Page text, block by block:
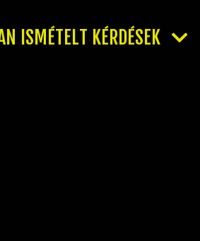
ISMÉTELT KÉRDÉSEK